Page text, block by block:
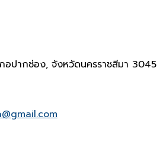
อปากช่อง, จังหวัดนครราชสีมา